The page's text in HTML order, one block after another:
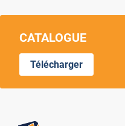
CATALOGUE
Télécharger